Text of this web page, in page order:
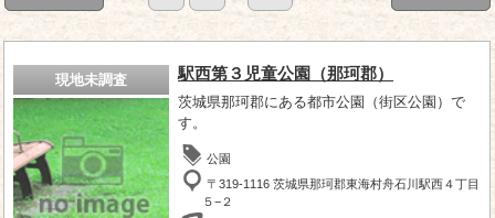
現地未調査 駅西第３児童公園（那珂郡）
茨城県那珂郡にある都市公園（街区公園）で
す。
公園
〒319-1116 茨城県那珂郡東海村舟石川駅西４丁目
５−２